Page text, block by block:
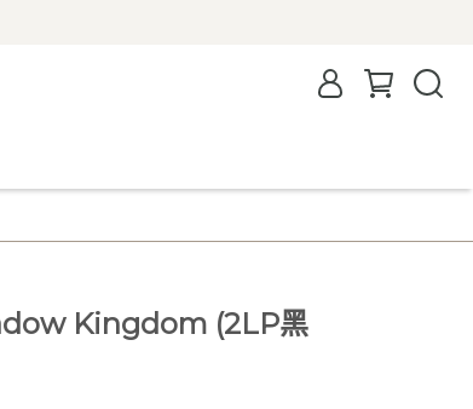
Kingdom (2LP黑